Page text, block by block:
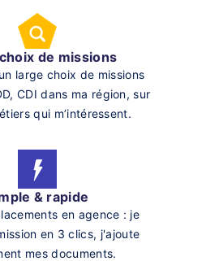
de missions
large choix de missions
CDI dans ma région, sur
qui m’intéressent.
& rapide
en agence : je
en 3 clics, j'ajoute
mes documents.